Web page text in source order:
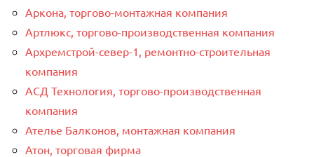
Аркона, торгово-монтажная компания
Артлюкс, торгово-производственная компания
Архремстрой-север-1, ремонтно-строительная
компания
АСД Технология, торгово-производственная
компания
Ателье Балконов, монтажная компания
Атон, торговая фирма